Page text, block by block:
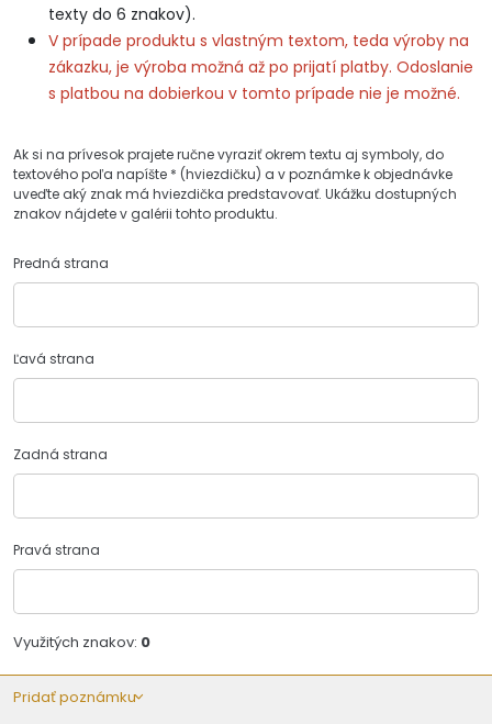
texty do 6 znakov).
V prípade produktu s vlastným textom, teda výroby na
zákazku, je výroba možná až po prijatí platby. Odoslanie
s platbou na dobierkou v tomto prípade nie je možné.
Ak si na prívesok prajete ručne vyraziť okrem textu aj symboly, do
textového poľa napíšte * (hviezdičku) a v poznámke k objednávke
uveďte aký znak má hviezdička predstavovať. Ukážku dostupných
znakov nájdete v galérii tohto produktu.
Predná strana
Ľavá strana
Zadná strana
Pravá strana
Využitých znakov: 0
Pridať poznámku